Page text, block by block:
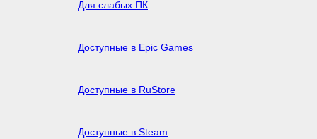
Для слабых ПК
Доступные в Epic Games
Доступные в RuStore
Доступные в Steam